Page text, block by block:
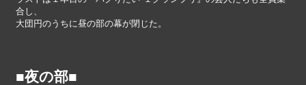
合し、
大団円のうちに昼の部の幕が閉じた。
■夜の部■